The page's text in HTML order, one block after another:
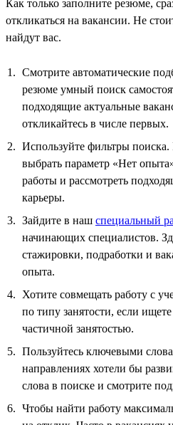
Как только заполните резюме,
откликаться на вакансии. Не
найдут вас.
Смотрите автоматические
резюме умный поиск
подходящие актуальные
откликайтесь в числе первых.
Используйте фильтры
выбрать параметр «Нет
работы и рассмотреть
карьеры.
Зайдите в наш специальный
начинающих специалистов.
стажировки, подработки и
опыта.
Хотите совмещать работу с
по типу занятости, если
частичной занятостью.
Пользуйтесь ключевыми
направлениях хотели бы
слова в поиске и смотрите
Чтобы найти работу